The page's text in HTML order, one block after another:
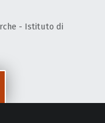
- Istituto di